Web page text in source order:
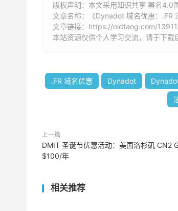
版权声明：本文采用知识共享 署名4.0
文章名称：《Dynadot 域名优惠：.FR
文章链接： https://oldtang.com/
本站资源仅供个人学习交流，请于下载
.FR 域名优惠 Dynadot
上一篇
DMIT 圣诞节优惠活动：美国洛杉矶 CN2
$100/年
相关推荐